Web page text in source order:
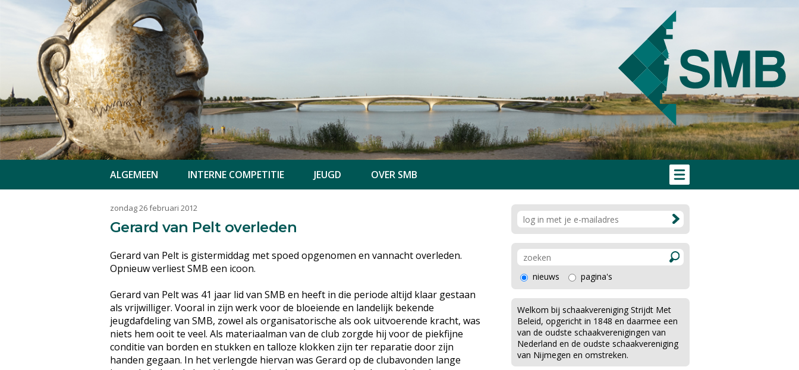
zondag 26 februari 2012
Gerard van Pelt overleden
Gerard van Pelt is gistermiddag met spoed opgenomen en vannacht overleden.
Opnieuw verliest SMB een icoon.
Gerard van Pelt was 41 jaar lid van SMB en heeft in die periode altijd klaar gestaan
als vrijwilliger. Vooral in zijn werk voor de bloeiende en landelijk bekende
jeugdafdeling van SMB, zowel als organisatorische als ook uitvoerende kracht, was
niets hem ooit te veel. Als materiaalman van de club zorgde hij voor de piekfijne
conditie van borden en stukken en talloze klokken zijn ter reparatie door zijn
handen gegaan. In het verlengde hiervan was Gerard op de clubavonden lange
nieuws pagina's
Welkom bij schaakvereniging Strijdt Met
Beleid, opgericht in 1848 en daarmee een
van de oudste schaakverenigingen van
Nederland en de oudste schaakvereniging
van Nijmegen en omstreken.
ALGEMEEN INTERNE COMPETITIE JEUGD OVER SMB